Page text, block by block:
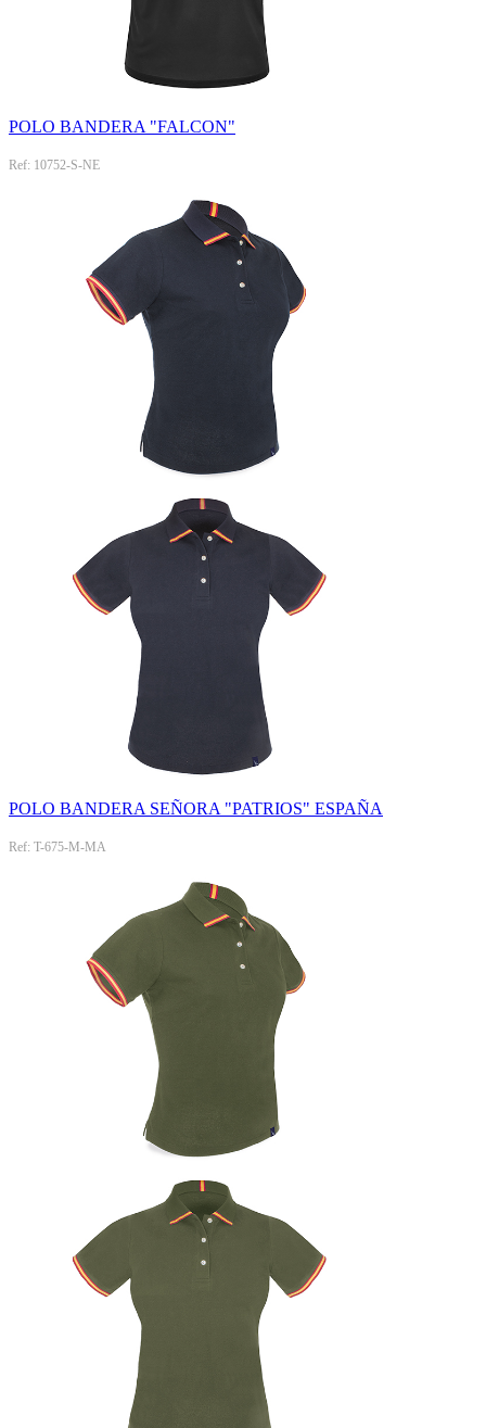
POLO BANDERA "FALCON"
Ref: 10752-S-NE
POLO BANDERA SEÑORA "PATRIOS" ESPAÑA
Ref: T-675-M-MA